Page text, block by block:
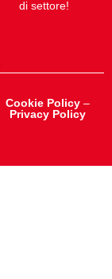
di settore!
Cookie Policy –
Privacy Policy